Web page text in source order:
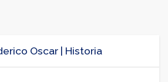
Oscar | Historia